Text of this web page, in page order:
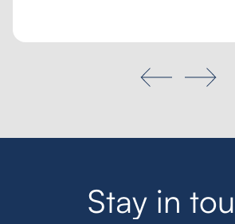
Stay in tou